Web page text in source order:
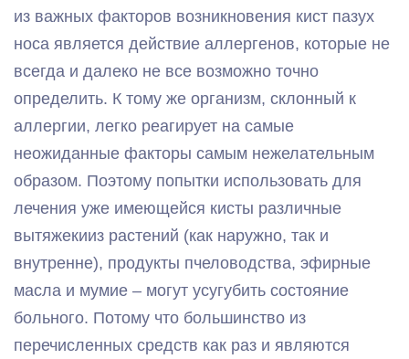
из важных факторов возникновения кист пазух
носа является действие аллергенов, которые не
всегда и далеко не все возможно точно
определить. К тому же организм, склонный к
аллергии, легко реагирует на самые
неожиданные факторы самым нежелательным
образом. Поэтому попытки использовать для
лечения уже имеющейся кисты различные
вытяжекииз растений (как наружно, так и
внутренне), продукты пчеловодства, эфирные
масла и мумие – могут усугубить состояние
больного. Потому что большинство из
перечисленных средств как раз и являются